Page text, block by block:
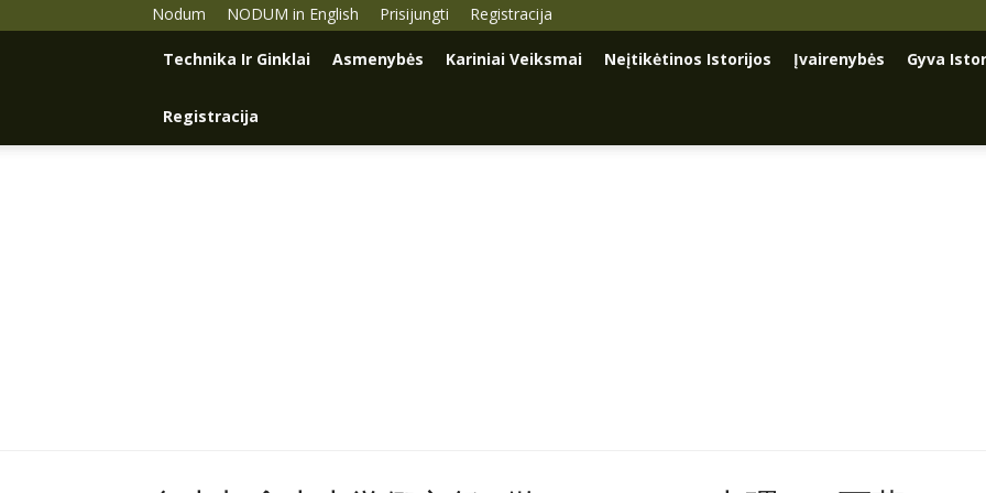
Nodum NODUM in English Prisijungti Registracija
Technika Ir Ginklai Asmenybės Kariniai Veiksmai Neįtikėtinos Istorijos Įvairenybės Gyva
Registracija